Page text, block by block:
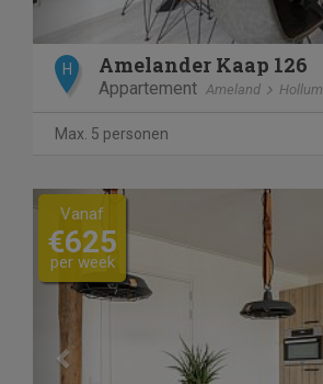
H Amelander Kaap 126
Appartement Ameland Hollum
Max. 5 personen
Previous
Vanaf
€625
per week